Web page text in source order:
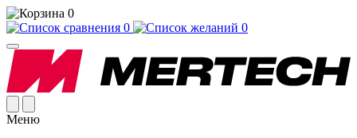
0
0
0
Меню